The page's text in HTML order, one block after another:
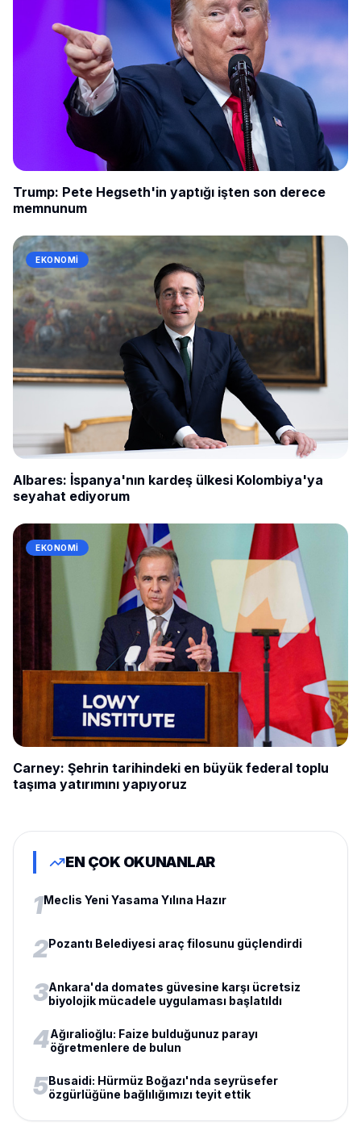
Trump: Pete Hegseth'in yaptığı işten son derece
memnunum
EKONOMI
Albares: İspanya'nın kardeş ülkesi Kolombiya'ya
seyahat ediyorum
EKONOMI
Carney: Şehrin tarihindeki en büyük federal toplu
taşıma yatırımını yapıyoruz
EN ÇOK OKUNANLAR
1Meclis Yeni Yasama Yılına Hazır
2Pozantı Belediyesi araç filosunu güçlendirdi
3Ankara'da domates güvesine karşı ücretsiz
biyolojik mücadele uygulaması başlatıldı
4Ağıralioğlu: Faize bulduğunuz parayı
öğretmenlere de bulun
5Busaidi: Hürmüz Boğazı'nda seyrüsefer
özgürlüğüne bağlılığımızı teyit ettik